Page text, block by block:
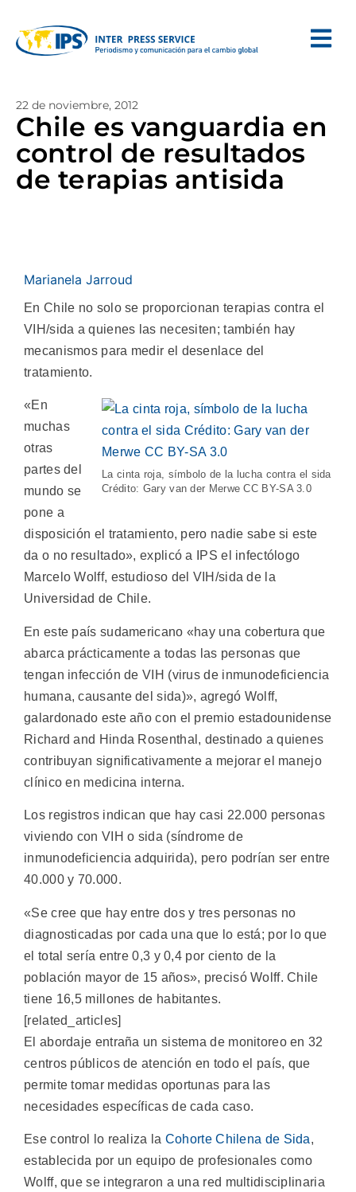
22 de noviembre, 2012
Chile es vanguardia en
control de resultados
de terapias antisida
Marianela Jarroud
En Chile no solo se proporcionan terapias contra el
VIH/sida a quienes las necesiten; también hay
mecanismos para medir el desenlace del
tratamiento.
La cinta roja, símbolo de la lucha contra el sida
Crédito: Gary van der Merwe CC BY-SA 3.0
«En
muchas
otras
partes del
mundo se
pone a
disposición el tratamiento, pero nadie sabe si este
da o no resultado», explicó a IPS el infectólogo
Marcelo Wolff, estudioso del VIH/sida de la
Universidad de Chile.
En este país sudamericano «hay una cobertura que
abarca prácticamente a todas las personas que
tengan infección de VIH (virus de inmunodeficiencia
humana, causante del sida)», agregó Wolff,
galardonado este año con el premio estadounidense
Richard and Hinda Rosenthal, destinado a quienes
contribuyan significativamente a mejorar el manejo
clínico en medicina interna.
Los registros indican que hay casi 22.000 personas
viviendo con VIH o sida (síndrome de
inmunodeficiencia adquirida), pero podrían ser entre
40.000 y 70.000.
«Se cree que hay entre dos y tres personas no
diagnosticadas por cada una que lo está; por lo que
el total sería entre 0,3 y 0,4 por ciento de la
población mayor de 15 años», precisó Wolff. Chile
tiene 16,5 millones de habitantes.
[related_articles]
El abordaje entraña un sistema de monitoreo en 32
centros públicos de atención en todo el país, que
permite tomar medidas oportunas para las
necesidades específicas de cada caso.
Ese control lo realiza la Cohorte Chilena de Sida,
establecida por un equipo de profesionales como
Wolff, que se integraron a una red multidisciplinaria